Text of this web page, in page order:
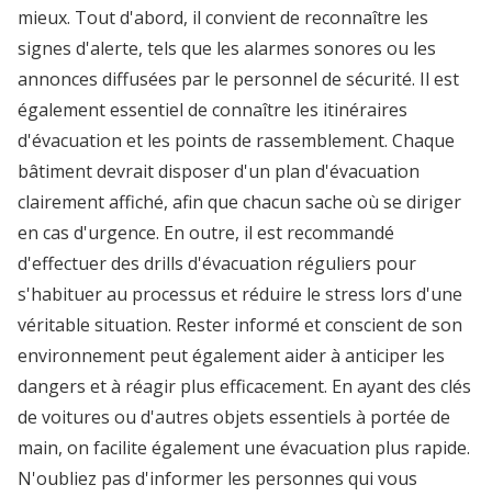
mieux. Tout d'abord, il convient de reconnaître les
signes d'alerte, tels que les alarmes sonores ou les
annonces diffusées par le personnel de sécurité. Il est
également essentiel de connaître les itinéraires
d'évacuation et les points de rassemblement. Chaque
bâtiment devrait disposer d'un plan d'évacuation
clairement affiché, afin que chacun sache où se diriger
en cas d'urgence. En outre, il est recommandé
d'effectuer des drills d'évacuation réguliers pour
s'habituer au processus et réduire le stress lors d'une
véritable situation. Rester informé et conscient de son
environnement peut également aider à anticiper les
dangers et à réagir plus efficacement. En ayant des clés
de voitures ou d'autres objets essentiels à portée de
main, on facilite également une évacuation plus rapide.
N'oubliez pas d'informer les personnes qui vous